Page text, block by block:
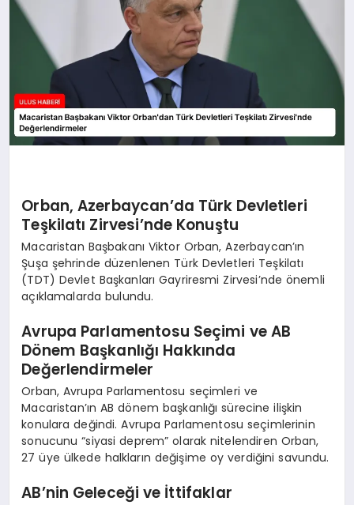
Orban, Azerbaycan’da Türk Devletleri
Teşkilatı Zirvesi’nde Konuştu
Macaristan Başbakanı Viktor Orban, Azerbaycan’ın
Şuşa şehrinde düzenlenen Türk Devletleri Teşkilatı
(TDT) Devlet Başkanları Gayriresmi Zirvesi’nde önemli
açıklamalarda bulundu.
Avrupa Parlamentosu Seçimi ve AB
Dönem Başkanlığı Hakkında
Değerlendirmeler
Orban, Avrupa Parlamentosu seçimleri ve
Macaristan’ın AB dönem başkanlığı sürecine ilişkin
konulara değindi. Avrupa Parlamentosu seçimlerinin
sonucunu “siyasi deprem” olarak nitelendiren Orban,
27 üye ülkede halkların değişime oy verdiğini savundu.
AB’nin Geleceği ve İttifaklar